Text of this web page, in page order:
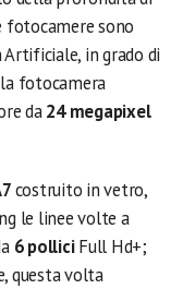
fotocamere sono
in grado di
la fotocamera
da24 megapixel
costruito in vetro,
le linee volte a
6 polliciFull Hd+;
questa volta